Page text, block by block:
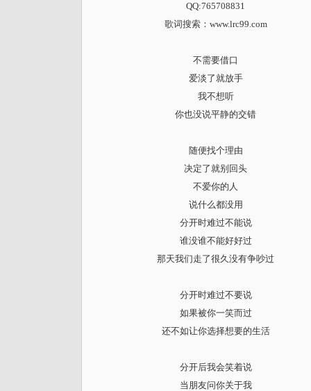
QQ:765708831
歌词搜索：www.lrc99.com
不需要借口
爱淡了就放手
我不想听
你也没说平静的交错
随便找个理由
决定了就别回头
不爱你的人
说什么都没用
分开时难过不能说
谁没谁不能好好过
那天我们走了很久没有争吵过
分开时难过不要说
如果被你一笑而过
还不如让你选择想要的生活
分开后我会笑着说
当朋友问你关于我